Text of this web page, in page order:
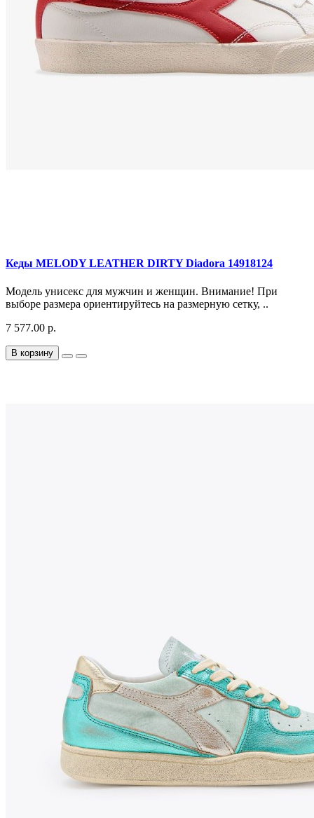
Кеды MELODY LEATHER DIRTY Diadora 14918124
Модель унисекс для мужчин и женщин. Внимание! При
выборе размера ориентируйтесь на размерную сетку, ..
7 577.00 р.
В корзину